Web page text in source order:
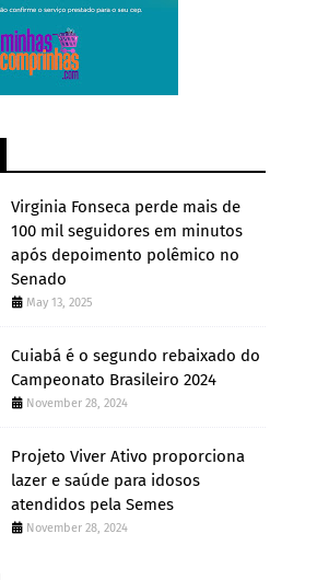
Virginia Fonseca perde mais de
100 mil seguidores em minutos
após depoimento polêmico no
Senado
May 13, 2025
Cuiabá é o segundo rebaixado do
Campeonato Brasileiro 2024
November 28, 2024
Projeto Viver Ativo proporciona
lazer e saúde para idosos
atendidos pela Semes
November 28, 2024